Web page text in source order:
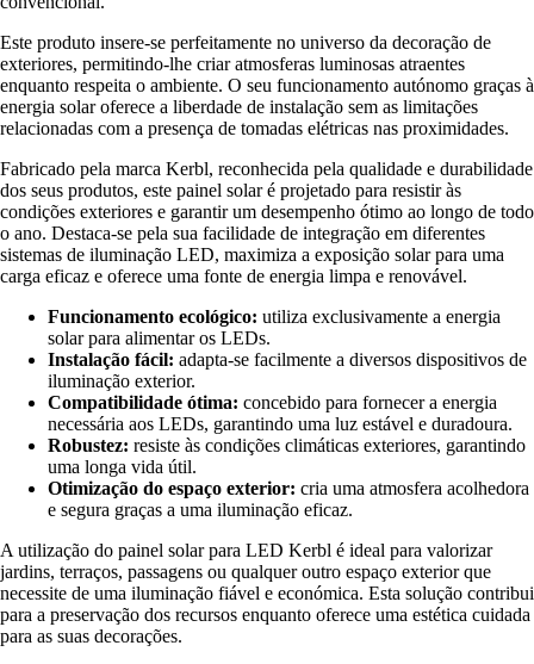
Este produto insere-se perfeitamente no universo da decoração de
exteriores, permitindo-lhe criar atmosferas luminosas atraentes
enquanto respeita o ambiente. O seu funcionamento autónomo graças à
energia solar oferece a liberdade de instalação sem as limitações
relacionadas com a presença de tomadas elétricas nas proximidades.
Fabricado pela marca Kerbl, reconhecida pela qualidade e durabilidade
dos seus produtos, este painel solar é projetado para resistir às
condições exteriores e garantir um desempenho ótimo ao longo de todo
o ano. Destaca-se pela sua facilidade de integração em diferentes
sistemas de iluminação LED, maximiza a exposição solar para uma
carga eficaz e oferece uma fonte de energia limpa e renovável.
Funcionamento ecológico: utiliza exclusivamente a energia
solar para alimentar os LEDs.
Instalação fácil: adapta-se facilmente a diversos dispositivos de
iluminação exterior.
Compatibilidade ótima: concebido para fornecer a energia
necessária aos LEDs, garantindo uma luz estável e duradoura.
Robustez: resiste às condições climáticas exteriores, garantindo
uma longa vida útil.
Otimização do espaço exterior: cria uma atmosfera acolhedora
e segura graças a uma iluminação eficaz.
A utilização do painel solar para LED Kerbl é ideal para valorizar
jardins, terraços, passagens ou qualquer outro espaço exterior que
necessite de uma iluminação fiável e económica. Esta solução contribui
para a preservação dos recursos enquanto oferece uma estética cuidada
para as suas decorações.